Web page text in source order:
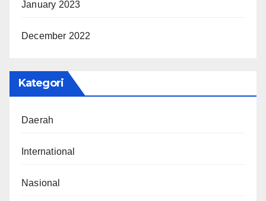
January 2023
December 2022
Kategori
Daerah
International
Nasional